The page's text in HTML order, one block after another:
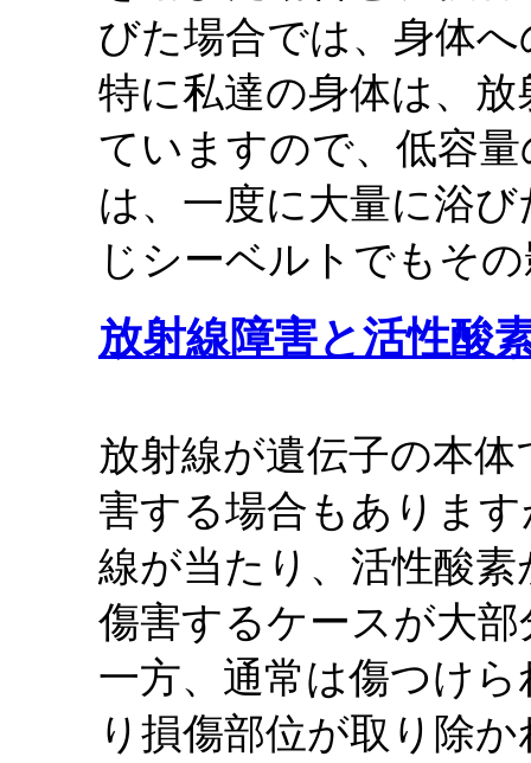
びた場合では、身体
特に私達の身体は、
ていますので、低容
は、一度に大量に浴
じシーベルトでもそ
放射線障害と活性酸
放射線が遺伝子の本
害する場合もありま
線が当たり、活性酸
傷害するケースが大
一方、通常は傷つけ
り損傷部位が取り除